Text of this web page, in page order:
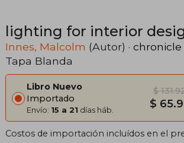
lighting for interior
Innes, Malcolm (Autor) ·
Tapa Blanda
Libro Nuevo
Importado
Envío: 15 a 21 días háb.
$
$
Costos de importación incluídos en el